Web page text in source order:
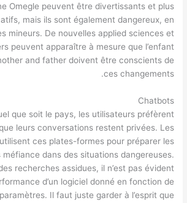
Omegle peuvent être divertissants et plus
mais ils sont également dangereux, en
mineurs. De nouvelles applied sciences et
peuvent apparaître à mesure que l’enfant
and father doivent être conscients de
ces changements.
Chatbots
que soit le pays, les utilisateurs préfèrent
leurs conversations restent privées. Les
ces plates-formes pour préparer les
dans des situations dangereuses.
recherches assidues, il n’est pas évident
d’un logiciel donné en fonction de
Il faut juste garder à l’esprit que